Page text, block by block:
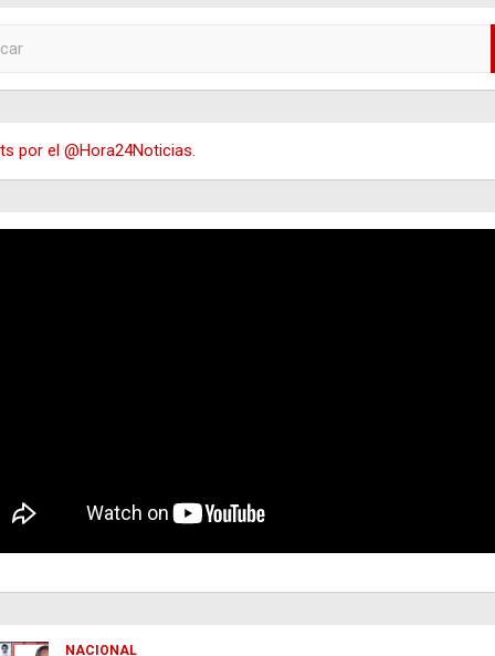
por el @Hora24Noticias.
NACIONAL